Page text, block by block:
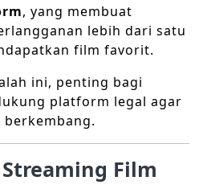
, yang membuat
lebih dari satu
film favorit.
ini, penting bagi
platform legal agar
Film